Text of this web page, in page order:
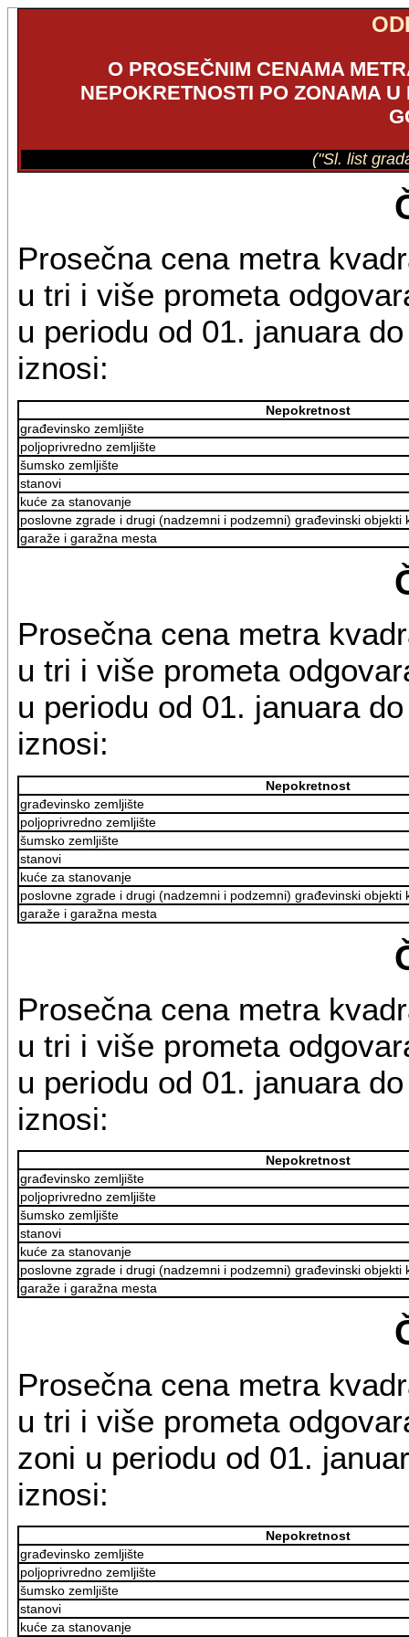
O PROSEČNIM CENAMA
NEPOKRETNOSTI PO ZONAMA
("Sl. list
Prosečna cena metra
u tri i više prometa
u periodu od 01. januara
iznosi:
Nepokretnost
građevinsko zemljište
poljoprivredno zemljište
šumsko zemljište
stanovi
kuće za stanovanje
poslovne zgrade i drugi (nadzemni i podzemni) građevinski objekti
garaže i garažna mesta
Prosečna cena metra
u tri i više prometa
u periodu od 01. januara
iznosi:
Nepokretnost
građevinsko zemljište
poljoprivredno zemljište
šumsko zemljište
stanovi
kuće za stanovanje
poslovne zgrade i drugi (nadzemni i podzemni) građevinski objekti
garaže i garažna mesta
Prosečna cena metra
u tri i više prometa
u periodu od 01. januara
iznosi:
Nepokretnost
građevinsko zemljište
poljoprivredno zemljište
šumsko zemljište
stanovi
kuće za stanovanje
poslovne zgrade i drugi (nadzemni i podzemni) građevinski objekti
garaže i garažna mesta
Prosečna cena metra
u tri i više prometa
zoni u periodu od 01.
iznosi:
Nepokretnost
građevinsko zemljište
poljoprivredno zemljište
šumsko zemljište
stanovi
kuće za stanovanje